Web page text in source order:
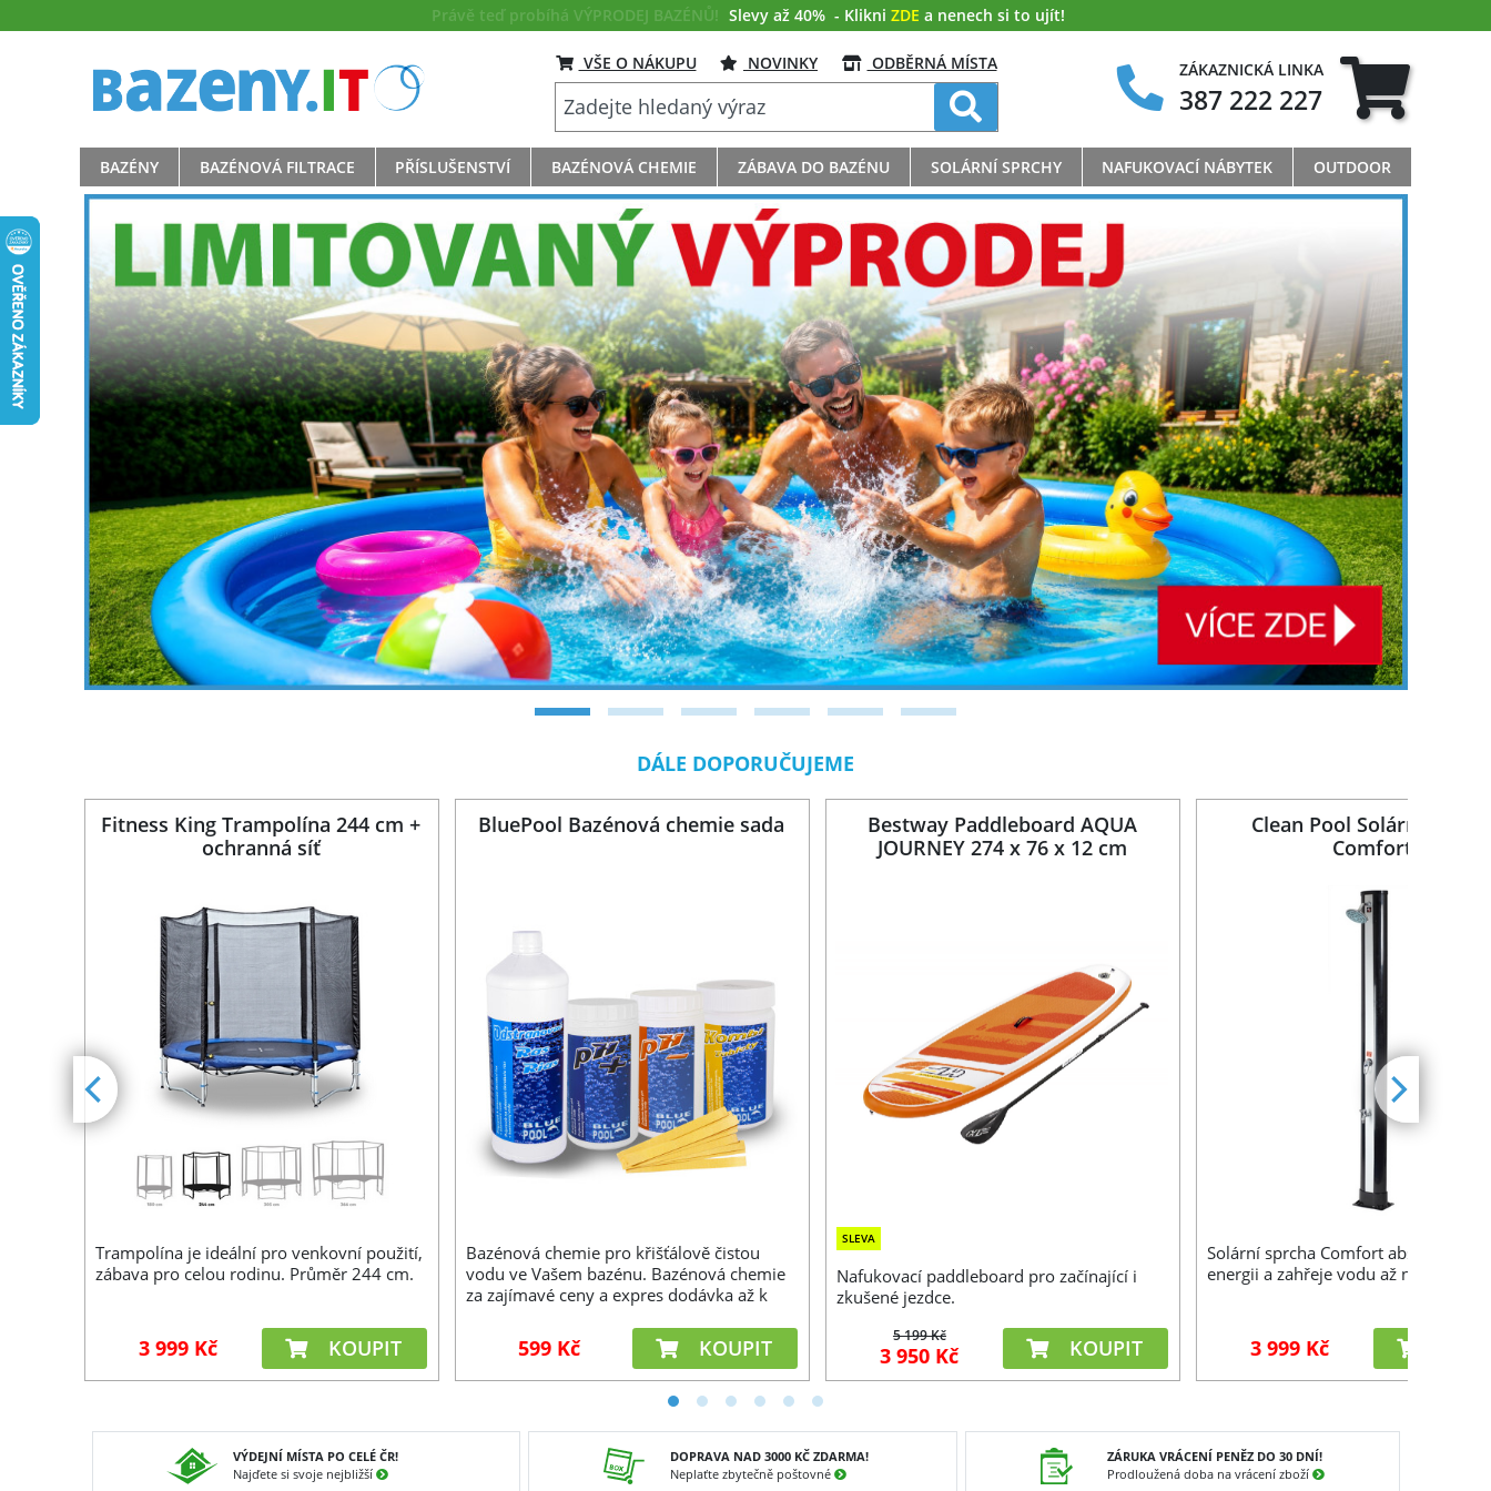
Právě teď probíhá VÝPRODEJ BAZÉNŮ! Slevy až 40% - Klikni ZDE a nenech si to ujít!
VŠE O NÁKUPU NOVINKY ODBĚRNÁ MÍSTA ZÁKAZNICKÁ LINKA
387 222 227
BAZÉNY BAZÉNOVÁ FILTRACE PŘÍSLUŠENSTVÍ BAZÉNOVÁ CHEMIE ZÁBAVA DO BAZÉNU SOLÁRNÍ SPRCHY NAFUKOVACÍ NÁBYTEK OUTDOOR
DÁLE DOPORUČUJEME
Fitness King Trampolína 244 cm +
ochranná síť
Trampolína je ideální pro venkovní použití,
zábava pro celou rodinu. Průměr 244 cm.
3 999 Kč KOUPIT
BluePool Bazénová chemie sada
Bazénová chemie pro křišťálově čistou
vodu ve Vašem bazénu. Bazénová chemie
za zajímavé ceny a expres dodávka až k
zahradní bazény.
599 Kč KOUPIT
Bestway Paddleboard AQUA
JOURNEY 274 x 76 x 12 cm
SLEVA
Nafukovací paddleboard pro začínající i
zkušené jezdce.
5 199 Kč
3 950 Kč KOUPIT
Clean Pool Solární
Comfort
Solární sprcha Comfort absorbuje
energii a zahřeje vodu až na teplotu
3 999 Kč
VÝDEJNÍ MÍSTA PO CELÉ ČR!
Najďete si svoje nejbližší
DOPRAVA NAD 3000 KČ ZDARMA!
Neplaťte zbytečně poštovné
ZÁRUKA VRÁCENÍ PENĚZ DO 30 DNÍ!
Prodloužená doba na vrácení zboží